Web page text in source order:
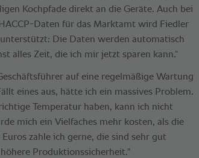
Kochpfade direkt an die Geräte. Auch bei
Daten für das Marktamt wird Fiedler
Die Daten werden automatisch
alles Zeit, die ich mir jetzt sparen kann.“
auf eine regelmäßige Wartung
eines aus, hätte ich ein massives Problem.
Temperatur haben, kann ich nicht
mich ein Vielfaches mehr kosten, als die
zahle ich gerne, die sind sehr gut
Produktionssicherheit."